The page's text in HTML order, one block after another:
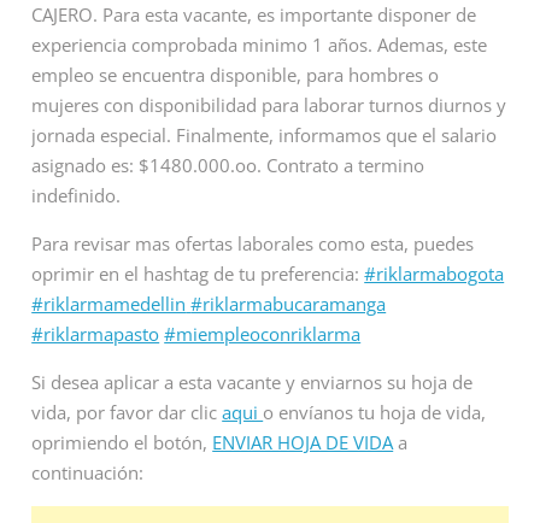
CAJERO. Para esta vacante, es importante disponer de
experiencia comprobada minimo 1 años. Ademas, este
empleo se encuentra disponible, para hombres o
mujeres con disponibilidad para laborar turnos diurnos y
jornada especial. Finalmente, informamos que el salario
asignado es: $1480.000.oo. Contrato a termino
indefinido.
Para revisar mas ofertas laborales como esta, puedes
oprimir en el hashtag de tu preferencia:#riklarmabogota
#riklarmamedellin #riklarmabucaramanga
#riklarmapasto #miempleoconriklarma
Si desea aplicar a esta vacante y enviarnos su hoja de
vida, por favor dar clicaqui o envíanos tu hoja de vida,
oprimiendo el botón, ENVIAR HOJA DE VIDA a
continuación: